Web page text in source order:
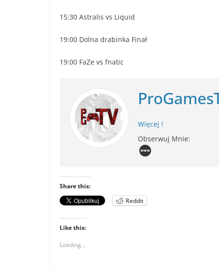
15:30 Astralis vs Liquid
19:00 Dolna drabinka Finał
19:00 FaZe vs fnatic
Więcej !
Obserwuj Mnie:
Share this:
Reddit
Like this:
Loading...